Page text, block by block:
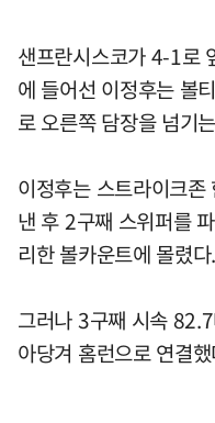
샌프란시스코가 4-1로
에 들어선 이정후는 볼
로 오른쪽 담장을 넘기
이정후는 스트라이크
낸 후 2구째 스위퍼를
리한 볼카운트에 몰렸다.
그러나 3구째 시속
아당겨 홈런으로 연결